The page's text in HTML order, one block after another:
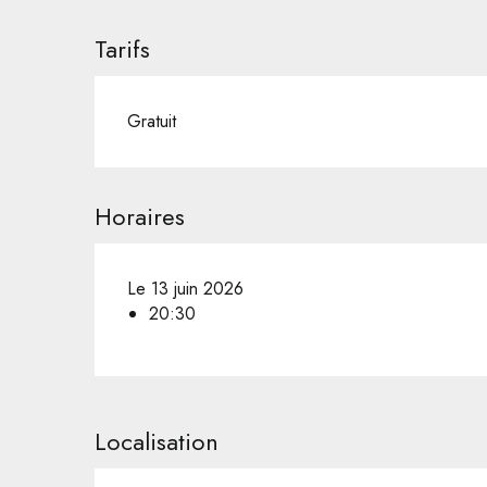
Tarifs
Gratuit
Horaires
Le 13 juin 2026
20:30
Localisation